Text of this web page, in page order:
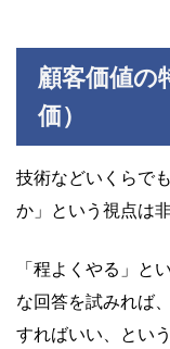
顧客価値の
価）
技術などいくらで
か」という視点は
「程よくやる」と
な回答を試みれば
すればいい、とい